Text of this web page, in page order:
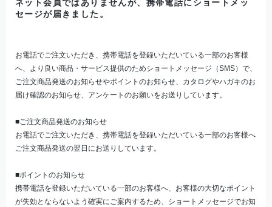
ネット会員ではありませんが、携帯電話にショートメッ
セージが届きました。
お電話でご注文いただき、携帯電話を登録いただいている一部のお客様
へ、より良い商品・サービス提供のためショートメッセージ（SMS）で、
ご注文商品発送のお知らせやポイントのお知らせ、カタログやハガキのお
届け確認のお知らせ、アンケートのお願いをお送りしています。
■ご注文商品発送のお知らせ
お電話でご注文いただき、携帯電話を登録いただいている一部のお客様へ
ご注文商品発送の翌日にお送りしています。
■ポイントのお知らせ
携帯電話を登録いただいている一部のお客様へ、お客様の大切なポイント
が失効とならないよう確実にご案内するため、ショートメッセージでお知